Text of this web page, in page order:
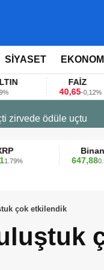
SİYASET EKONOMİ
-0,12%
değerlendirdi
Binance
647,88
0.57%
çok etkilendik